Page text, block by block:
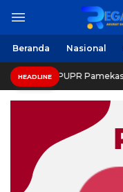
Beranda Nasional
HEADLINE
PUPR Pamekasan